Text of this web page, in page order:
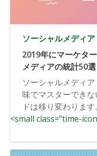
ソーシャルメディア
2019年にマーケタ
メディアの統計50選
ソーシャルメディ
味でマスターでき
ドは移り変わりま
<small class="time-